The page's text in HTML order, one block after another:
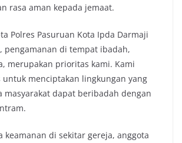
rasa aman kepada jemaat.
Polres Pasuruan Kota Ipda Darmaji
pengamanan di tempat ibadah,
merupakan prioritas kami. Kami
untuk menciptakan lingkungan yang
masyarakat dapat beribadah dengan
keamanan di sekitar gereja, anggota